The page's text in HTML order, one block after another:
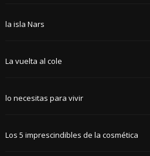
la isla Nars
La vuelta al cole
lo necesitas para vivir
Los 5 imprescindibles de la cosmética